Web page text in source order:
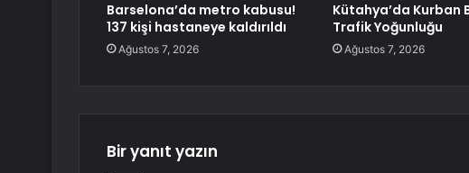
Barselona’da metro kabusu!
137 kişi hastaneye kaldırıldı
Ağustos 7, 2026
Kütahya’da Kurban
Trafik Yoğunluğu
Ağustos 7, 2026
Bir yanıt yazın